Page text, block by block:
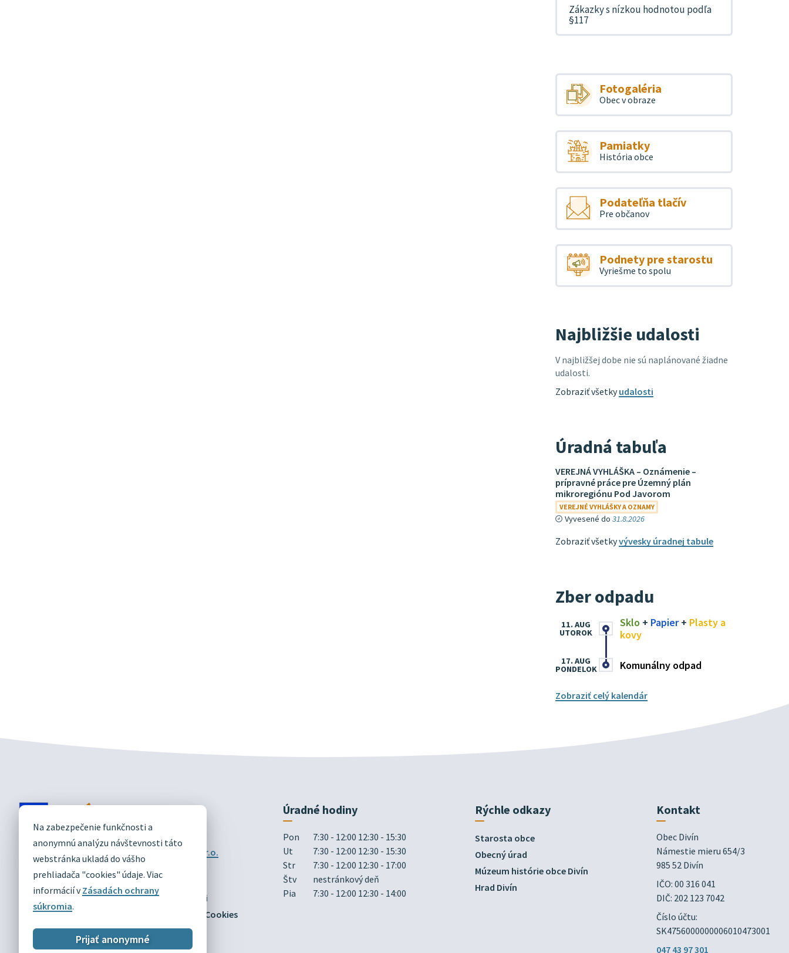
Na zabezpečenie funkčnosti a
anonymnú analýzu návštevnosti táto
webstránka ukladá do vášho
prehliadača "cookies" údaje. Viac
informácií vZásadách ochrany
súkromia.
Prijať anonymné
Zákazky s nízkou hodnotou podľa
§117
Fotogaléria
Obec v obraze
Pamiatky
História obce
Podateľňa tlačív
Pre občanov
Podnety pre starostu
Vyriešme to spolu
Najbližšie udalosti
V najbližšej dobe nie sú naplánované žiadne
udalosti.
Zobraziť všetkyudalosti
Úradná tabuľa
VEREJNÁ VYHLÁŠKA – Oznámenie –
prípravné práce pre Územný plán
mikroregiónu Pod Javorom
VEREJNÉ VYHLÁŠKY A OZNAMY
Vyvesené do 31.8.2026
Zobraziť všetkyvývesky úradnej tabule
Zber odpadu
Sklo + Papier+ Plasty a
kovy
11. AUG
UTOROK
Komunálny odpad
17. AUG
PONDELOK
Zobraziť celý kalendár
DIVÍN
OFICIÁLNE STRÁNKY
Technický prevádzkovateľ:
Alphabet partner s.r.o.
Správca obsahu:Obec Divín
Posledná aktualizácia:03.08.2026
Mapa
Vyhlásenie o prístupnosti
Zásady ochrany osobných údajov
Nastaviť Cookies
Úradné hodiny
Pon
7:30 - 12:00 12:30 - 15:30
Ut
7:30 - 12:00 12:30 - 15:30
Str
7:30 - 12:00 12:30 - 17:00
Štv
nestránkový deň
Pia
7:30 - 12:00 12:30 - 14:00
Rýchle odkazy
Starosta obce
Obecný úrad
Múzeum histórie obce Divín
Hrad Divín
Kontakt
Obec Divín
Námestie mieru 654/3
985 52 Divín
IČO: 00 316 041
DIČ: 202 123 7042
Číslo účtu:
SK4756000000006010473001
047 43 97 301